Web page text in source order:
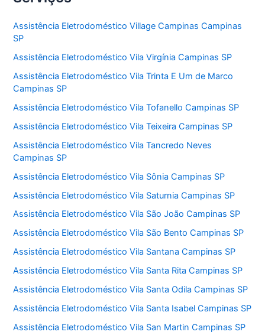
Assistência Eletrodoméstico Village Campinas Campinas
SP
Assistência Eletrodoméstico Vila Virgínia Campinas SP
Assistência Eletrodoméstico Vila Trinta E Um de Marco
Campinas SP
Assistência Eletrodoméstico Vila Tofanello Campinas SP
Assistência Eletrodoméstico Vila Teixeira Campinas SP
Assistência Eletrodoméstico Vila Tancredo Neves
Campinas SP
Assistência Eletrodoméstico Vila Sônia Campinas SP
Assistência Eletrodoméstico Vila Saturnia Campinas SP
Assistência Eletrodoméstico Vila São João Campinas SP
Assistência Eletrodoméstico Vila São Bento Campinas SP
Assistência Eletrodoméstico Vila Santana Campinas SP
Assistência Eletrodoméstico Vila Santa Rita Campinas SP
Assistência Eletrodoméstico Vila Santa Odila Campinas SP
Assistência Eletrodoméstico Vila Santa Isabel Campinas SP
Assistência Eletrodoméstico Vila San Martin Campinas SP